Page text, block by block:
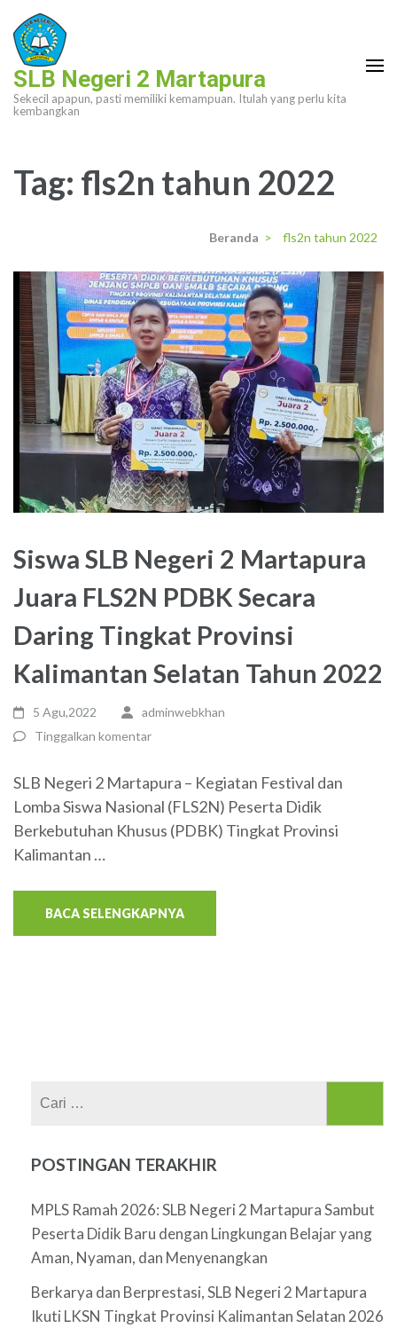
Lompat
ke
konten
(Tekan
Enter)
SLB Negeri 2 Martapura
Sekecil apapun, pasti memiliki kemampuan. Itulah yang perlu kita
kembangkan
Tag: fls2n tahun 2022
Beranda > fls2n tahun 2022
Siswa SLB Negeri 2 Martapura
Juara FLS2N PDBK Secara
Daring Tingkat Provinsi
Kalimantan Selatan Tahun 2022
5 Agu,2022
adminwebkhan
Tinggalkan komentar
SLB Negeri 2 Martapura – Kegiatan Festival dan
Lomba Siswa Nasional (FLS2N) Peserta Didik
Berkebutuhan Khusus (PDBK) Tingkat Provinsi
Kalimantan …
BACA SELENGKAPNYA
POSTINGAN TERAKHIR
MPLS Ramah 2026: SLB Negeri 2 Martapura Sambut
Peserta Didik Baru dengan Lingkungan Belajar yang
Aman, Nyaman, dan Menyenangkan
Berkarya dan Berprestasi, SLB Negeri 2 Martapura
Ikuti LKSN Tingkat Provinsi Kalimantan Selatan 2026